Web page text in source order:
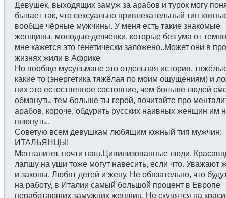
Девушек, выходящих замуж за арабов и турок могу
бывает так, что сексуально привлекательный тип
вообще чёрные мужчины. У меня есть такие знакомые
женщины, молодые девчёнки, которые без ума от
мне кажется это генетически заложено..Может они в
жизнях жили в Африке
Но вообще мусульмане это отдельная история,
какие то (энергетика тяжёлая по моим ощущениям) и
них это естественное состояние, чем больше людей
обмануть, тем больше ты герой, почитайте про
арабов, короче, обдурить русских наивных женщин им
плюнуть..
Советую всем девушкам любящим южный тип мужчин:
ИТАЛЬЯНЦЫ!
Менталитет, почти наш.Цивилизованные люди.
лапшу на уши тоже могут навесить, если что. Уважают
и законы. Любят детей и жену. Не обязательно, что
на работу, в Италии самый большой процент в Европе
неработающих замужних женщин. Не скупятся на